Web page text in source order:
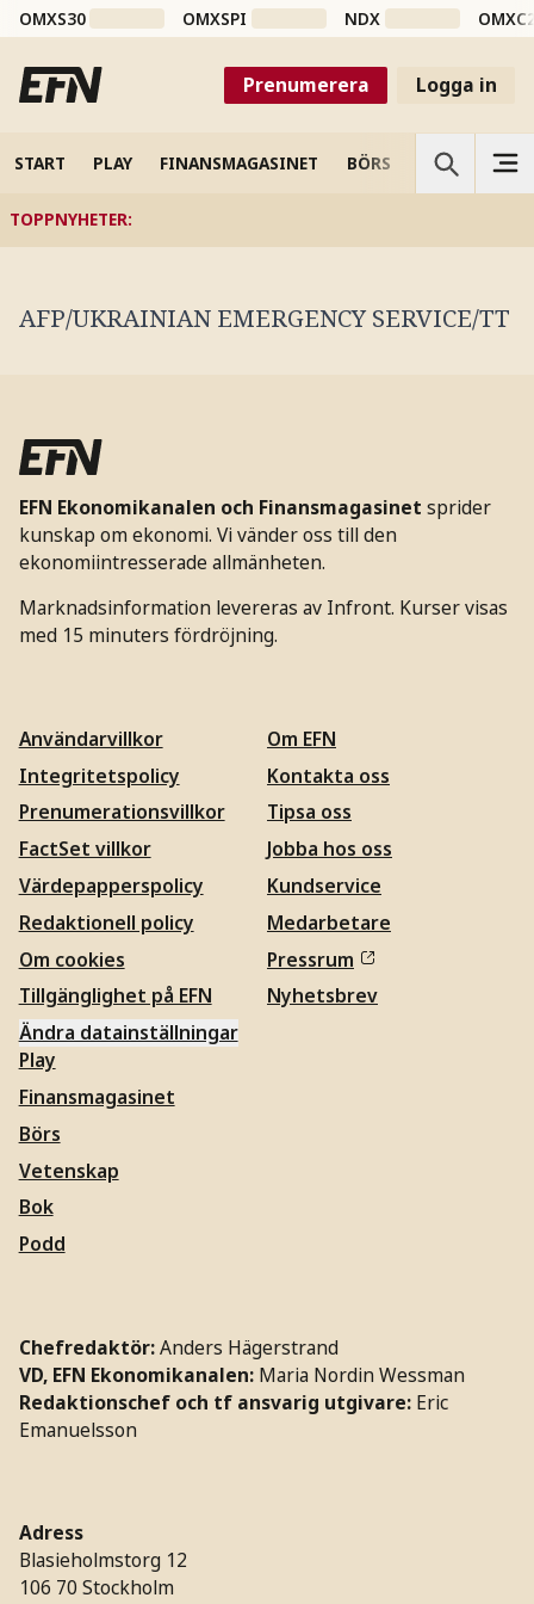
OMXS30 OMXSPI NDX
Prenumerera Logga in
START PLAY FINANSMAGASINET BÖRS VETENSKAP
TOPPNYHETER:
AFP/UKRAINIAN EMERGENCY SERVICE/TT
EFN Ekonomikanalen och Finansmagasinet sprider
kunskap om ekonomi. Vi vänder oss till den
ekonomiintresserade allmänheten.
Marknadsinformation levereras av Infront. Kurser visas
med 15 minuters fördröjning.
Användarvillkor
Integritetspolicy
Prenumerationsvillkor
FactSet villkor
Värdepapperspolicy
Redaktionell policy
Om cookies
Tillgänglighet på EFN
Ändra datainställningar
Om EFN
Kontakta oss
Tipsa oss
Jobba hos oss
Kundservice
Medarbetare
Pressrum
Nyhetsbrev
Play
Finansmagasinet
Börs
Vetenskap
Bok
Podd
Chefredaktör:Anders Hägerstrand
VD, EFN Ekonomikanalen: Maria Nordin Wessman
Redaktionschef och tf ansvarig utgivare: Eric
Emanuelsson
Adress
Blasieholmstorg 12
106 70 Stockholm